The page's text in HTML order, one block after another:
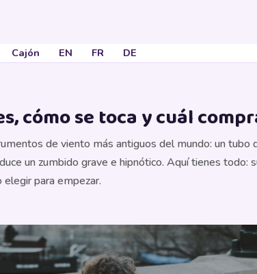
Cajón EN FR DE
cómo se toca y cuál
de viento más antiguos del mundo: un tubo
un zumbido grave e hipnótico. Aquí tienes todo:
para empezar.